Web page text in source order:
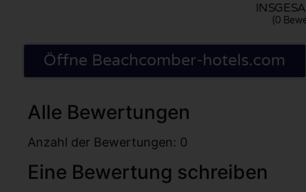
(0
Öffne Beachcomber-hotels.com
Alle Bewertungen
Anzahl der Bewertungen: 0
Eine Bewertung schreiben